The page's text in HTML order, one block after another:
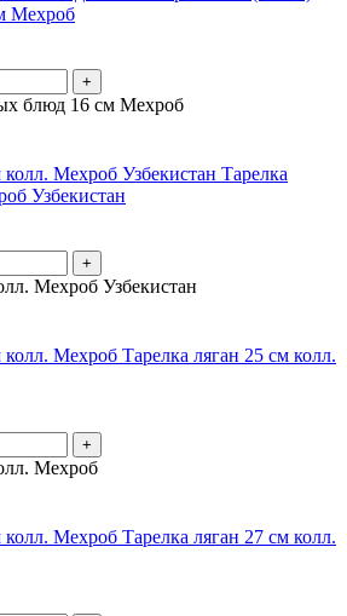
Мехроб
+
блюд 16 см Мехроб
Тарелка
Узбекистан
+
Мехроб Узбекистан
Тарелка ляган 25 см колл.
+
Мехроб
Тарелка ляган 27 см колл.